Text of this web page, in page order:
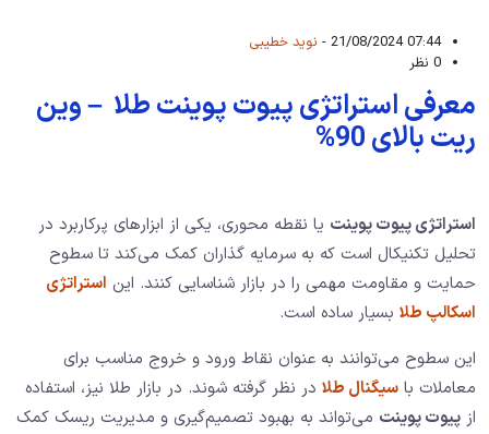
07:44 21/08/2024 -
نوید خطیبی
0 نظر
معرفی استراتژی پیوت پوینت طلا – وین
ریت بالای 90%
استراتژی پیوت پوینت یا نقطه محوری، یکی از ابزارهای پرکاربرد در
تحلیل تکنیکال است که به سرمایه گذاران کمک می‌کند تا سطوح
حمایت و مقاومت مهمی را در بازار شناسایی کنند. این استراتژی
اسکالپ طلا بسیار ساده است.
این سطوح می‌توانند به عنوان نقاط ورود و خروج مناسب برای
معاملات با سیگنال طلا در نظر گرفته شوند. در بازار طلا نیز، استفاده
از پیوت پوینت می‌تواند به بهبود تصمیم‌گیری و مدیریت ریسک کمک